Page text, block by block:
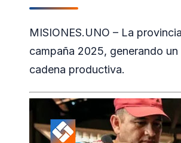
MISIONES.UNO – La
campaña 2025, generando
cadena productiva.